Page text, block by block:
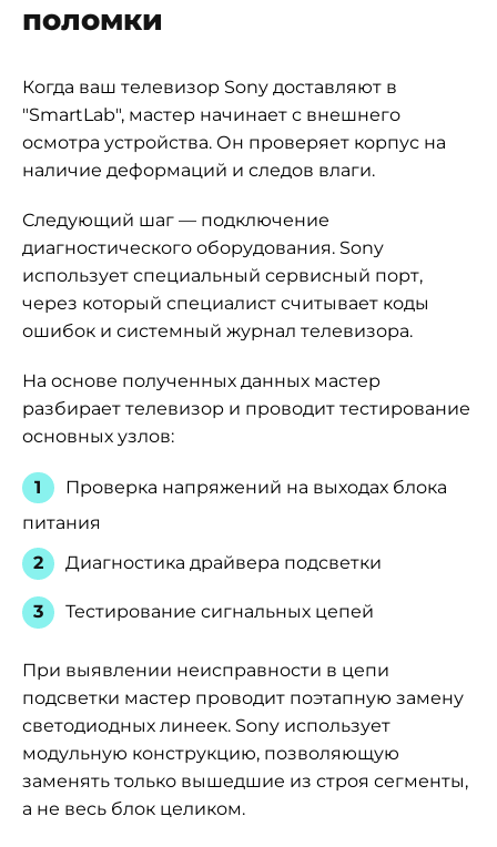
поломки
Когда ваш телевизор Sony доставляют в
"SmartLab", мастер начинает с внешнего
осмотра устройства. Он проверяет корпус на
наличие деформаций и следов влаги.
Следующий шаг — подключение
диагностического оборудования. Sony
использует специальный сервисный порт,
через который специалист считывает коды
ошибок и системный журнал телевизора.
На основе полученных данных мастер
разбирает телевизор и проводит тестирование
основных узлов:
Проверка напряжений на выходах блока
питания
Диагностика драйвера подсветки
Тестирование сигнальных цепей
При выявлении неисправности в цепи
подсветки мастер проводит поэтапную замену
светодиодных линеек. Sony использует
модульную конструкцию, позволяющую
заменять только вышедшие из строя сегменты,
а не весь блок целиком.